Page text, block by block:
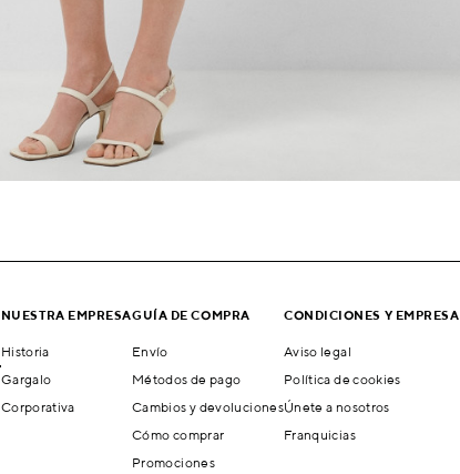
NUESTRA EMPRESA
Historia
Gargalo
Corporativa
GUÍA DE COMPRA
Envío
Métodos de pago
Cambios y devoluciones
Cómo comprar
Promociones
CONDICIONES Y EMPRESA
Aviso legal
Política de cookies
Únete a nosotros
Franquicias